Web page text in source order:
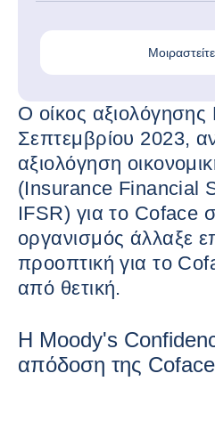
Ο οίκος
Σεπτεμβρίου 2023,
αξιολόγηση
(Insurance Financial
IFSR) για το Coface
οργανισμός άλλαξε
προοπτική για το
από θετική.
Η Moody's
απόδοση της Coface